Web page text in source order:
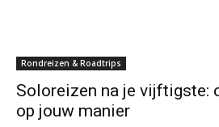
Rondreizen & Roadtrips
Soloreizen na je vijftigste:
op jouw manier